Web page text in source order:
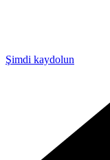
Şimdi kaydolun